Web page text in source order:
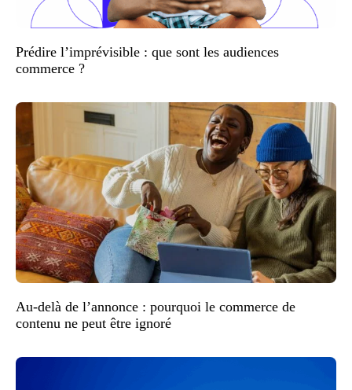
Prédire l’imprévisible : que sont les audiences
commerce ?
Au-delà de l’annonce : pourquoi le commerce de
contenu ne peut être ignoré